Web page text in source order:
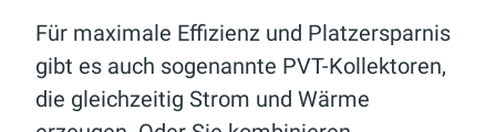
Für maximale Effizienz und Platzersparnis
gibt es auch sogenannte PVT-Kollektoren,
die gleichzeitig Strom und Wärme